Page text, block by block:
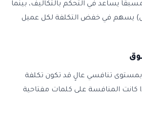
يساعد في التحكم بالتكاليف، بينما
يسهم في خفض التكلفة لكل عميل
بمستوى تنافسي عالٍ قد تكون تكلفة
كانت المنافسة على كلمات مفتاحية